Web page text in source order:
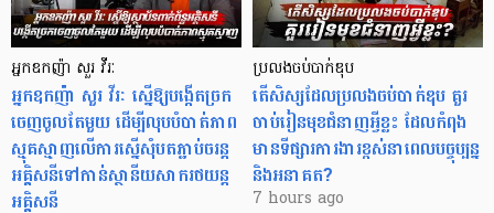
អ្នកឧកញ៉ា សួរ វីរៈ
អ្នកឧកញ៉ា សួរ វីរៈ ស្នើឱ្យបង្កើតច្រក
ចេញចូលតែមួយ ដើម្បីលុបបំបាត់ភាព
ស្មុគស្មាញលើការស្នើសុំបតភ្ជាប់ចរន្ត
អគ្គិសនីទៅកាន់ស្ថានីយសាករថយន្ត
អគ្គិសនី
ប្រលងចប់បាក់ឌុប
តើសិស្សដែលប្រលងចប់បាក់ឌុប គួរ
ចាប់រៀនមុខជំនាញអ្វីខ្លះ ដែលកំពុង
មានទីផ្សារការងារខ្ពស់នាពេលបច្ចុប្បន្ន
និងអនាគត?
7 hours ago